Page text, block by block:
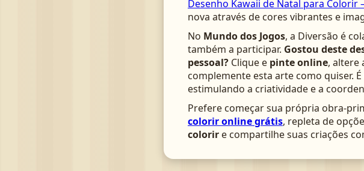
Desenho Kawaii de Natal para
nova através de cores vibrantes e
No Mundo dos Jogos, a Diversão é
também a participar. Gostou deste
pessoal? Clique e pinte online, altere
complemente esta arte como quiser.
estimulando a criatividade e a
Prefere começar sua própria obra-
colorir online grátis, repleta de
colorir e compartilhe suas criações